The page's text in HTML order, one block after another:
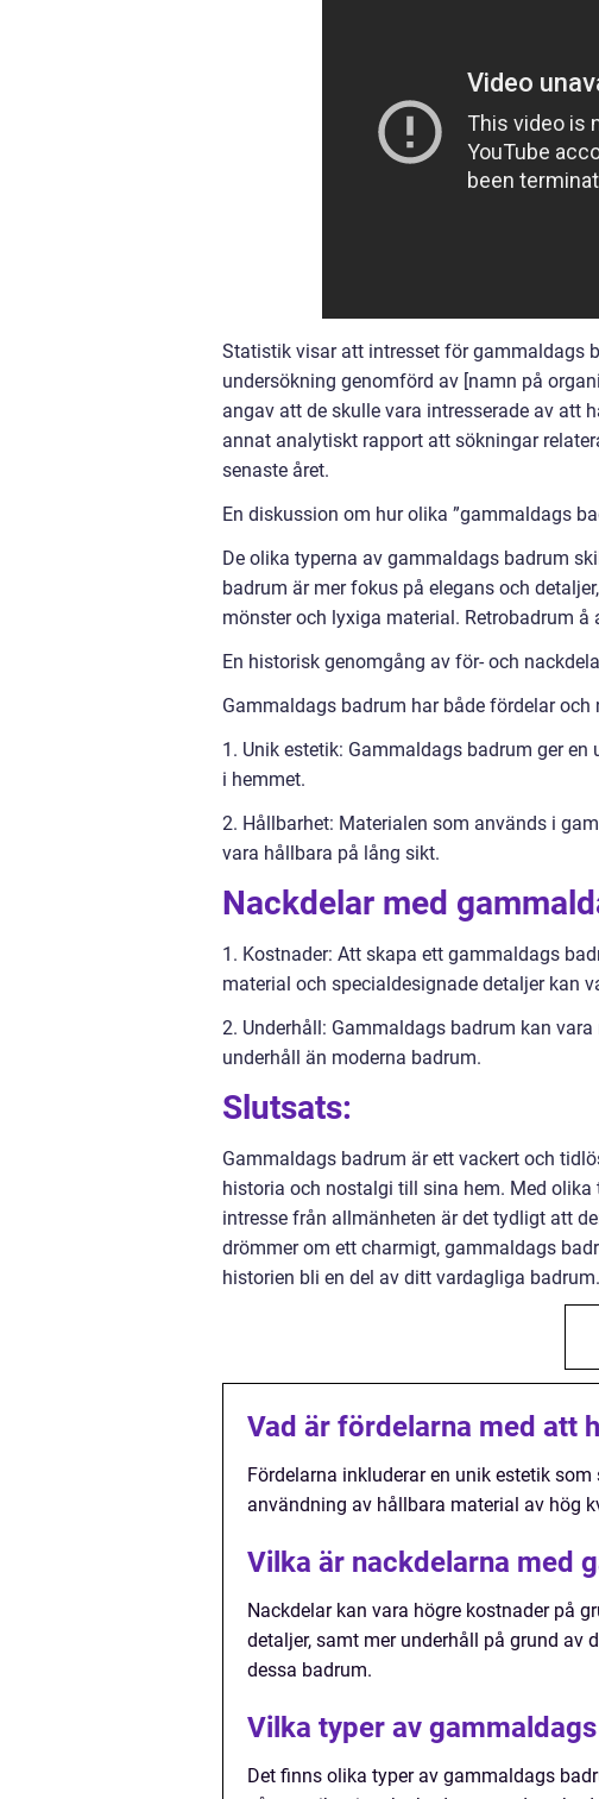
Statistik visar att intresset för gammaldags
undersökning genomförd av [namn på
angav att de skulle vara intresserade av att
annat analytiskt rapport att sökningar
senaste året.
En diskussion om hur olika ”gammaldags
De olika typerna av gammaldags badrum
badrum är mer fokus på elegans och
mönster och lyxiga material. Retrobadrum
En historisk genomgång av för- och
Gammaldags badrum har både fördelar och
1. Unik estetik: Gammaldags badrum ger
i hemmet.
2. Hållbarhet: Materialen som används i
vara hållbara på lång sikt.
Nackdelar med
1. Kostnader: Att skapa ett gammaldags
material och specialdesignade detaljer kan
2. Underhåll: Gammaldags badrum kan
underhåll än moderna badrum.
Slutsats:
Gammaldags badrum är ett vackert och
historia och nostalgi till sina hem. Med
intresse från allmänheten är det tydligt att
drömmer om ett charmigt, gammaldags
historien bli en del av ditt vardagliga badrum.
Vad är fördelarna med att
Fördelarna inkluderar en unik estetik
användning av hållbara material av hög
Vilka är nackdelarna med
Nackdelar kan vara högre kostnader på
detaljer, samt mer underhåll på grund av
dessa badrum.
Vilka typer av
Det finns olika typer av gammaldags